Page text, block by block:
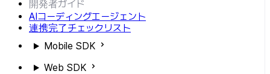
開発者ガイド
AIコーディングエージェント
連携完了チェックリスト
Mobile SDK
Web SDK